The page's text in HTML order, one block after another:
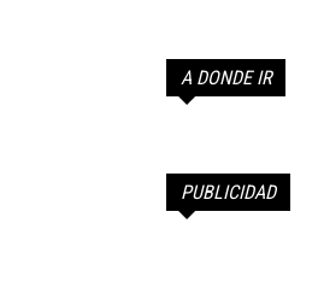
de
Chile
A DONDE IR
PUBLICIDAD